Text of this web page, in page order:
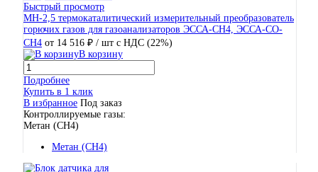
Быстрый просмотр
МН-2,5 термокаталитический измерительный преобразователь
горючих газов для газоанализаторов ЭССА-CH4, ЭССА-CO-
CH4 от 14 516 ₽ / шт с НДС (22%)
В корзину
Подробнее
Купить в 1 клик
В избранное Под заказ
Контроллируемые газы:
Метан (CH4)
Метан (CH4)